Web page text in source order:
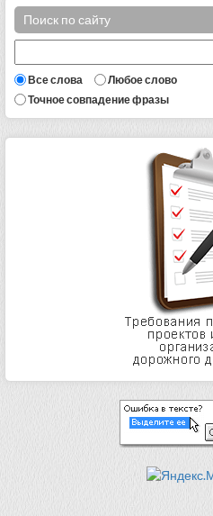
Поиск по сайту
Все слова
Любое слово
Точное совпадение фразы